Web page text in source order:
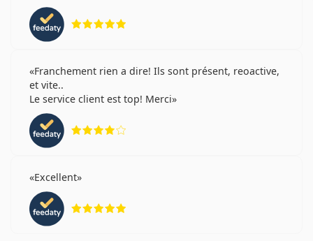
Franchement rien a dire! Ils sont présent, reoactive,
et vite..
Le service client est top! Merci
Excellent